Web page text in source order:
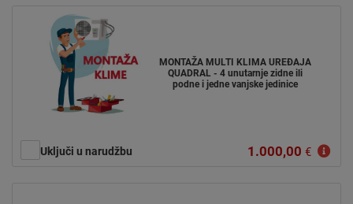
MONTAŽA MULTI KLIMA UREĐAJA
QUADRAL - 4 unutarnje zidne ili
podne i jedne vanjske jedinice
Uključi u narudžbu 1.000,00 €